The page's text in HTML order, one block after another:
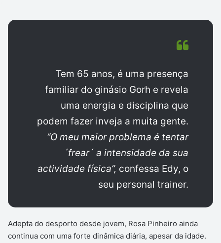
Tem 65 anos, é uma presença
familiar do ginásio Gorh e revela
uma energia e disciplina que
podem fazer inveja a muita gente.
“O meu maior problema é tentar
´frear´ a intensidade da sua
actividade física”, confessa Edy, o
seu personal trainer.
Adepta do desporto desde jovem, Rosa Pinheiro ainda
continua com uma forte dinâmica diária, apesar da idade.